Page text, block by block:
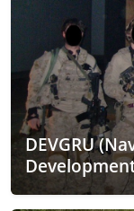
DEVGRU